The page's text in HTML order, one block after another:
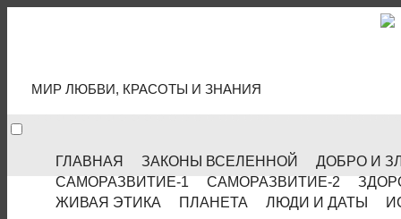
МИР ЛЮБВИ, КРАСОТЫ И ЗНАНИЯ
ГЛАВНАЯ ЗАКОНЫ ВСЕЛЕННОЙ
ДОБРО И
САМОРАЗВИТИЕ-1
САМОРАЗВИТИЕ-2
ЖИВАЯ ЭТИКА
ПЛАНЕТА ЛЮДИ И ДАТЫ